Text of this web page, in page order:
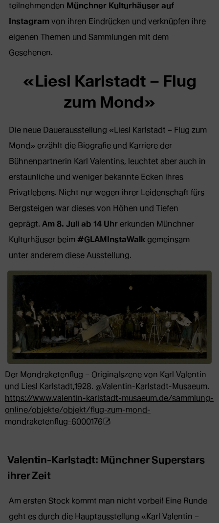
teilnehmenden Münchner Kulturhäuser auf
Instagramvon ihren Eindrücken und verknüpfen ihre
eigenen Themen und Sammlungen mit dem
Gesehenen.
«Liesl Karlstadt – Flug
zum Mond»
Die neue Dauerausstellung «Liesl Karlstadt – Flug zum
Mond» erzählt die Biografie und Karriere der
Bühnenpartnerin Karl Valentins, leuchtet aber auch in
erstaunliche und weniger bekannte Ecken ihres
Privatlebens. Nicht nur wegen ihrer Leidenschaft fürs
Bergsteigen war dieses von Höhen und Tiefen
geprägt. Am 8. Juli ab 14 Uhrerkunden Münchner
Kulturhäuser beim #GLAMInstaWalkgemeinsam
unter anderem diese Ausstellung.
Der Mondraketenflug – Originalszene von Karl Valentin
und Liesl Karlstadt,1928. @Valentin-Karlstadt-Musaeum.
https://www.valentin-karlstadt-musaeum.de/sammlung-
online/objekte/objekt/flug-zum-mond-
mondraketenflug-6000176(Öffnet
in
Valentin-Karlstadt: Münchner Superstars
ihrer Zeit
Am ersten Stock kommt man nicht vorbei! Eine Runde
geht es durch die Hauptausstellung «Karl Valentin –